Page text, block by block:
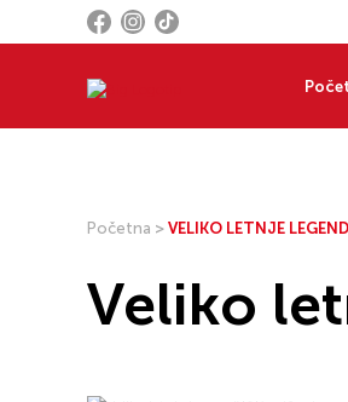
Početna > VELIKO LETNJE
Veliko